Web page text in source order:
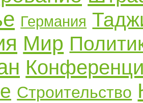
Германия
Мир
Строительство